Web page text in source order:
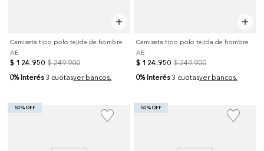
Camiseta tipo polo tejida de hombre
AE
$ 124.950 $ 249.900
0% Interés 3 cuotasver bancos.
Camiseta tipo polo tejida de hombre
AE
$ 124.950 $ 249.900
0% Interés 3 cuotasver bancos.
50% OFF 50% OFF